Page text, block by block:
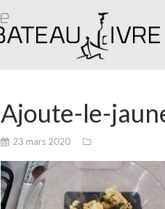
Ajoute-le-
23 mars 2020